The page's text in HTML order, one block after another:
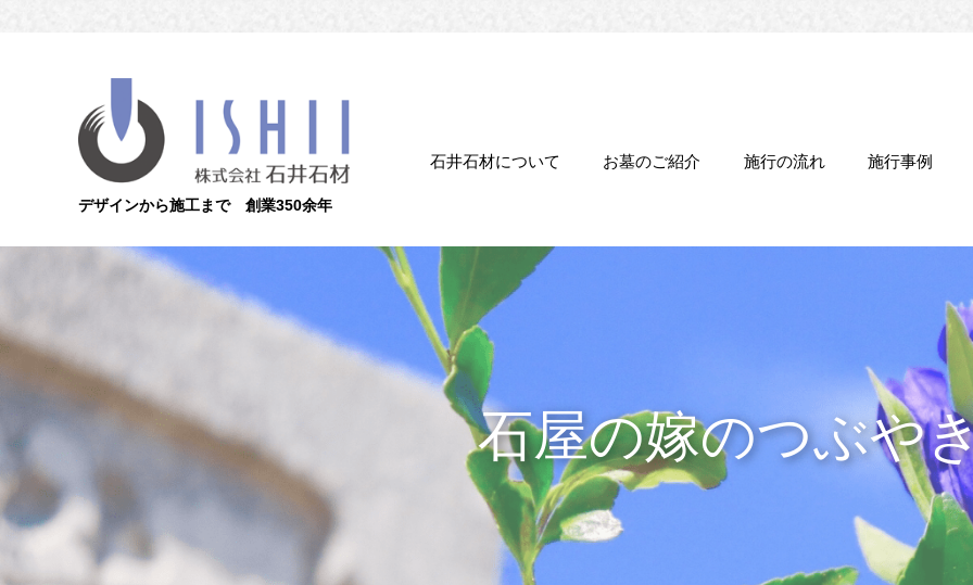
デザインから施工まで 創業350余年
石井石材について お墓のご紹介 施行の流れ 施行事例
石屋の嫁のつぶや